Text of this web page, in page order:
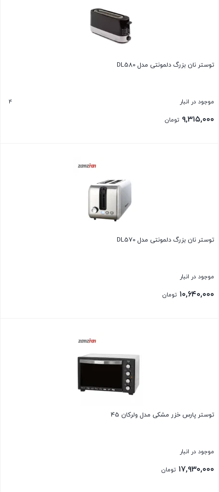
توستر نان بزرگ دلمونتی مدل DL580
موجود در انبار 4
۹,۳۱۵,۰۰۰ تومان
توستر نان بزرگ دلمونتی مدل DL570
موجود در انبار
۱۰,۶۴۰,۰۰۰ تومان
توستر پارس خزر مشکی مدل ولرکان 45
موجود در انبار
۱۷,۹۳۰,۰۰۰ تومان